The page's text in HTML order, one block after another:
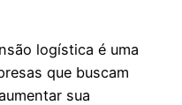
logística é uma
que buscam
sua